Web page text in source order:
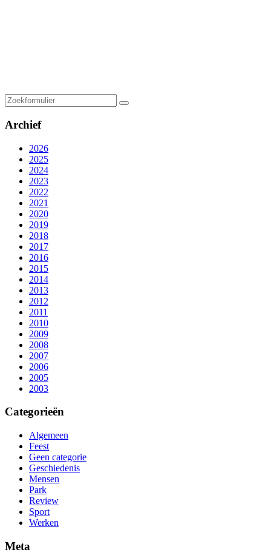
Zoeken
Archief
2026
2025
2024
2023
2022
2021
2020
2019
2018
2017
2016
2015
2014
2013
2012
2011
2010
2009
2008
2007
2006
2005
2003
Categorieën
Algemeen
Feest
Geen categorie
Geschiedenis
Mensen
Park
Review
Sport
Werken
Meta